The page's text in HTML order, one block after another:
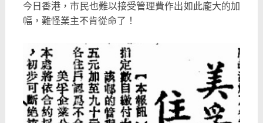
今日香港，市民也難以接受管理費作出如此龐大的加
幅，難怪業主不肯從命了！